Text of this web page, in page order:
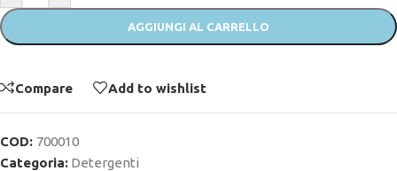
AGGIUNGI AL CARRELLO
Compare Add to wishlist
COD: 700010
Categoria: Detergenti